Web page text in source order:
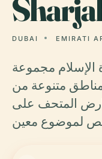
DUBAI EMIRATI
مجموعة
متنوعة من
المتحف على